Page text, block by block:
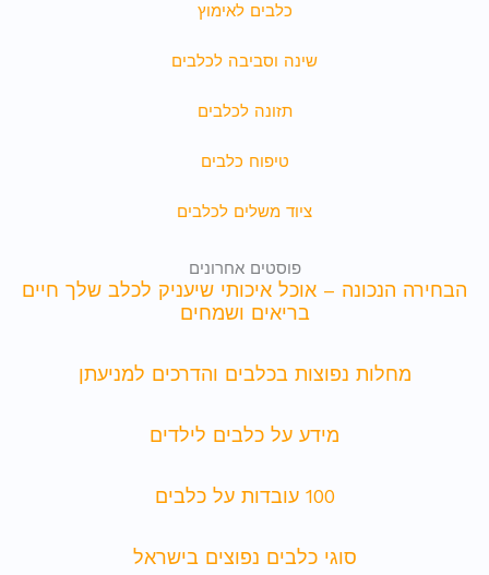
כלבים לאימוץ
שינה וסביבה לכלבים
תזונה לכלבים
טיפוח כלבים
ציוד משלים לכלבים
פוסטים אחרונים
הבחירה הנכונה – אוכל איכותי שיעניק לכלב שלך חיים
בריאים ושמחים
מחלות נפוצות בכלבים והדרכים למניעתן
מידע על כלבים לילדים
100 עובדות על כלבים
סוגי כלבים נפוצים בישראל